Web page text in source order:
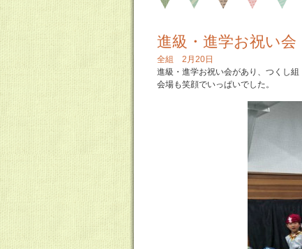
進級・進学お祝い会
全組 2月20日
進級・進学お祝い会があり、つくし
会場も笑顔でいっぱいでした。